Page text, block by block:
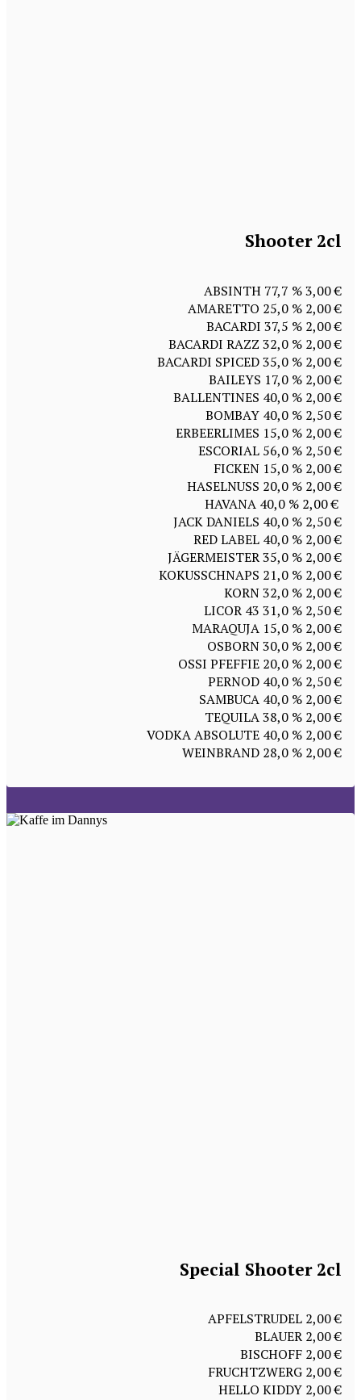
Shooter 2cl
ABSINTH 77,7 % 3,00 €
AMARETTO 25,0 % 2,00 €
BACARDI 37,5 % 2,00 €
BACARDI RAZZ 32,0 % 2,00 €
BACARDI SPICED 35,0 % 2,00 €
BAILEYS 17,0 % 2,00 €
BALLENTINES 40,0 % 2,00 €
BOMBAY 40,0 % 2,50 €
ERBEERLIMES 15,0 % 2,00 €
ESCORIAL 56,0 % 2,50 €
FICKEN 15,0 % 2,00 €
HASELNUSS 20,0 % 2,00 €
HAVANA 40,0 % 2,00 €
JACK DANIELS 40,0 % 2,50 €
RED LABEL 40,0 % 2,00 €
JÄGERMEISTER 35,0 % 2,00 €
KOKUSSCHNAPS 21,0 % 2,00 €
KORN 32,0 % 2,00 €
LICOR 43 31,0 % 2,50 €
MARAQUJA 15,0 % 2,00 €
OSBORN 30,0 % 2,00 €
OSSI PFEFFIE 20,0 % 2,00 €
PERNOD 40,0 % 2,50 €
SAMBUCA 40,0 % 2,00 €
TEQUILA 38,0 % 2,00 €
VODKA ABSOLUTE 40,0 % 2,00 €
WEINBRAND 28,0 % 2,00 €
Special Shooter 2cl
APFELSTRUDEL 2,00 €
BLAUER 2,00 €
BISCHOFF 2,00 €
FRUCHTZWERG 2,00 €
HELLO KIDDY 2,00 €